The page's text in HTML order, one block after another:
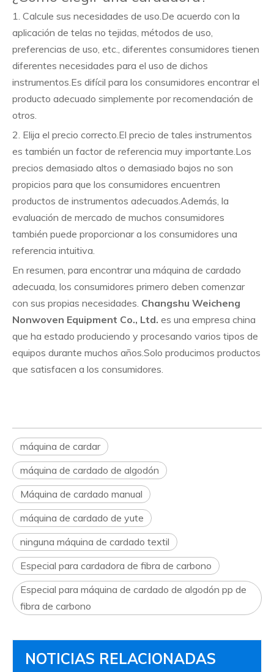
1. Calcule sus necesidades de uso.De acuerdo con la
aplicación de telas no tejidas, métodos de uso,
preferencias de uso, etc., diferentes consumidores tienen
diferentes necesidades para el uso de dichos
instrumentos.Es difícil para los consumidores encontrar el
producto adecuado simplemente por recomendación de
otros.
2. Elija el precio correcto.El precio de tales instrumentos
es también un factor de referencia muy importante.Los
precios demasiado altos o demasiado bajos no son
propicios para que los consumidores encuentren
productos de instrumentos adecuados.Además, la
evaluación de mercado de muchos consumidores
también puede proporcionar a los consumidores una
referencia intuitiva.
En resumen, para encontrar una máquina de cardado
adecuada, los consumidores primero deben comenzar
con sus propias necesidades. Changshu Weicheng
Nonwoven Equipment Co., Ltd. es una empresa china
que ha estado produciendo y procesando varios tipos de
equipos durante muchos años.Solo producimos productos
que satisfacen a los consumidores.
máquina de cardar
máquina de cardado de algodón
Máquina de cardado manual
máquina de cardado de yute
ninguna máquina de cardado textil
Especial para cardadora de fibra de carbono
Especial para máquina de cardado de algodón pp de
fibra de carbono
NOTICIAS RELACIONADAS